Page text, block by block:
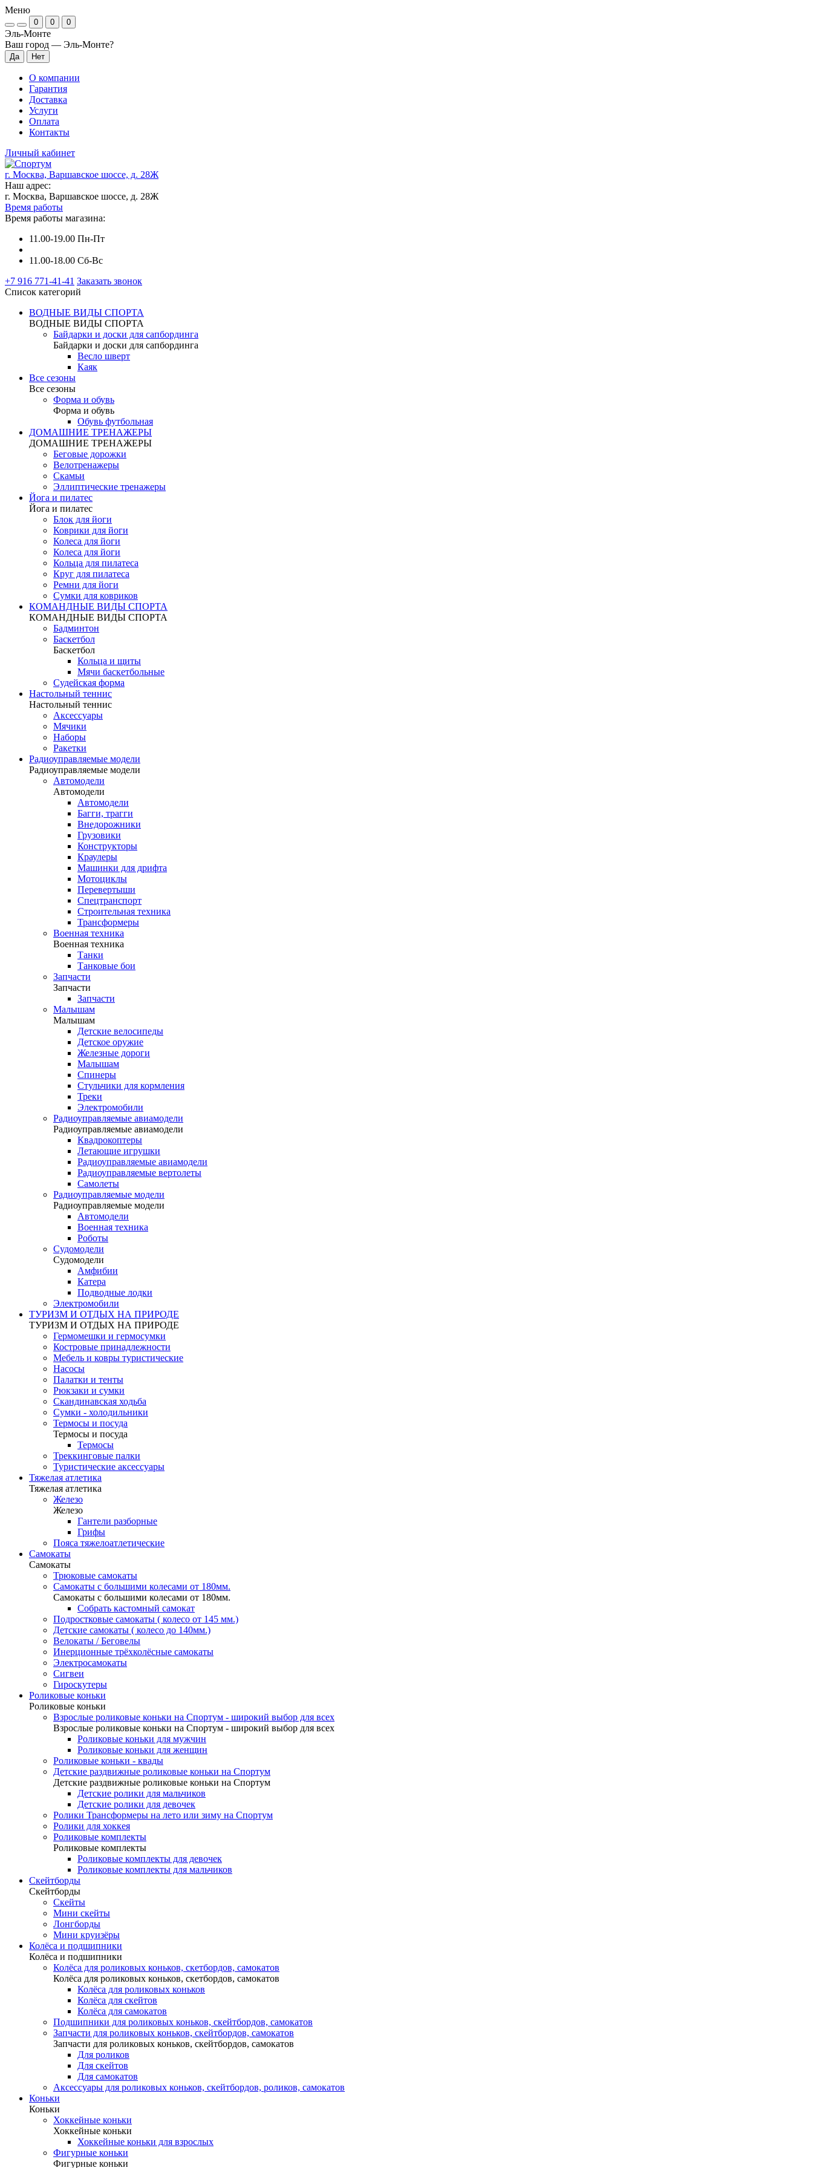
Меню
0 0 0
Эль-Монте
Ваш город — Эль-Монте?
О компании
Гарантия
Доставка
Услуги
Оплата
Контакты
Личный кабинет
г. Москва, Варшавское шоссе, д. 28Ж
Наш адрес:
г. Москва, Варшавское шоссе, д. 28Ж
Время работы
Время работы магазина:
11.00-19.00 Пн-Пт
11.00-18.00 Сб-Вс
+7 916 771-41-41 Заказать звонок
Список категорий
ВОДНЫЕ ВИДЫ СПОРТА
ВОДНЫЕ ВИДЫ СПОРТА
Байдарки и доски для сапбординга
Байдарки и доски для сапбординга
Весло шверт
Каяк
Все сезоны
Все сезоны
Форма и обувь
Форма и обувь
Обувь футбольная
ДОМАШНИЕ ТРЕНАЖЕРЫ
ДОМАШНИЕ ТРЕНАЖЕРЫ
Беговые дорожки
Велотренажеры
Скамьи
Эллиптические тренажеры
Йога и пилатес
Йога и пилатес
Блок для йоги
Коврики для йоги
Колеса для йоги
Колеса для йоги
Кольца для пилатеса
Круг для пилатеса
Ремни для йоги
Сумки для ковриков
КОМАНДНЫЕ ВИДЫ СПОРТА
КОМАНДНЫЕ ВИДЫ СПОРТА
Бадминтон
Баскетбол
Баскетбол
Кольца и щиты
Мячи баскетбольные
Судейская форма
Настольный теннис
Настольный теннис
Аксессуары
Мячики
Наборы
Ракетки
Радиоуправляемые модели
Радиоуправляемые модели
Автомодели
Автомодели
Автомодели
Багги, трагги
Внедорожники
Грузовики
Конструкторы
Краулеры
Машинки для дрифта
Мотоциклы
Перевертыши
Спецтранспорт
Строительная техника
Трансформеры
Военная техника
Военная техника
Танки
Танковые бои
Запчасти
Запчасти
Запчасти
Малышам
Малышам
Детские велосипеды
Детское оружие
Железные дороги
Малышам
Спинеры
Стульчики для кормления
Треки
Электромобили
Радиоуправляемые авиамодели
Радиоуправляемые авиамодели
Квадрокоптеры
Летающие игрушки
Радиоуправляемые авиамодели
Радиоуправляемые вертолеты
Самолеты
Радиоуправляемые модели
Радиоуправляемые модели
Автомодели
Военная техника
Роботы
Судомодели
Судомодели
Амфибии
Катера
Подводные лодки
Электромобили
ТУРИЗМ И ОТДЫХ НА ПРИРОДЕ
ТУРИЗМ И ОТДЫХ НА ПРИРОДЕ
Гермомешки и гермосумки
Костровые принадлежности
Мебель и ковры туристические
Насосы
Палатки и тенты
Рюкзаки и сумки
Скандинавская ходьба
Сумки - холодильники
Термосы и посуда
Термосы и посуда
Термосы
Треккинговые палки
Туристические аксессуары
Тяжелая атлетика
Тяжелая атлетика
Железо
Железо
Гантели разборные
Грифы
Пояса тяжелоатлетические
Самокаты
Самокаты
Трюковые самокаты
Самокаты с большими колесами от 180мм.
Самокаты с большими колесами от 180мм.
Собрать кастомный самокат
Подростковые самокаты ( колесо от 145 мм.)
Детские самокаты ( колесо до 140мм.)
Велокаты / Беговелы
Инерционные трёхколёсные самокаты
Электросамокаты
Сигвеи
Гироскутеры
Роликовые коньки
Роликовые коньки
Взрослые роликовые коньки на Спортум - широкий выбор для всех
Взрослые роликовые коньки на Спортум - широкий выбор для всех
Роликовые коньки для мужчин
Роликовые коньки для женщин
Роликовые коньки - квады
Детские раздвижные роликовые коньки на Спортум
Детские раздвижные роликовые коньки на Спортум
Детские ролики для мальчиков
Детские ролики для девочек
Ролики Трансформеры на лето или зиму на Спортум
Ролики для хоккея
Роликовые комплекты
Роликовые комплекты
Роликовые комплекты для девочек
Роликовые комплекты для мальчиков
Скейтборды
Скейтборды
Скейты
Мини скейты
Лонгборды
Мини круизёры
Колёса и подшипники
Колёса и подшипники
Колёса для роликовых коньков, скетбордов, самокатов
Колёса для роликовых коньков, скетбордов, самокатов
Колёса для роликовых коньков
Колёса для скейтов
Колёса для самокатов
Подшипники для роликовых коньков, скейтбордов, самокатов
Запчасти для роликовых коньков, скейтбордов, самокатов
Запчасти для роликовых коньков, скейтбордов, самокатов
Для роликов
Для скейтов
Для самокатов
Аксессуары для роликовых коньков, скейтбордов, роликов, самокатов
Коньки
Коньки
Хоккейные коньки
Хоккейные коньки
Хоккейные коньки для взрослых
Фигурные коньки
Фигурные коньки